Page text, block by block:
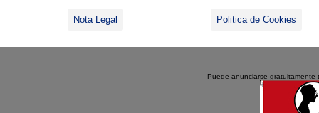
Nota Legal Politica de Cookies
Puede anunciarse